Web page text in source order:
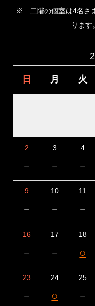
※ 二階の個室は4名さ
ります
日 月 火
2
－
3
－
4
－
9
－
10
－
11
－
16
－
17
－
18
○
23
－
24
○
25
－